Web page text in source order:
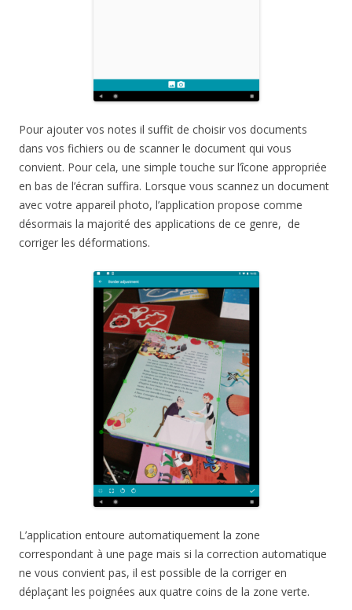
Pour ajouter vos notes il suffit de choisir vos documents
dans vos fichiers ou de scanner le document qui vous
convient. Pour cela, une simple touche sur l’îcone appropriée
en bas de l’écran suffira. Lorsque vous scannez un document
avec votre appareil photo, l’application propose comme
désormais la majorité des applications de ce genre, de
corriger les déformations.
L’application entoure automatiquement la zone
correspondant à une page mais si la correction automatique
ne vous convient pas, il est possible de la corriger en
déplaçant les poignées aux quatre coins de la zone verte.